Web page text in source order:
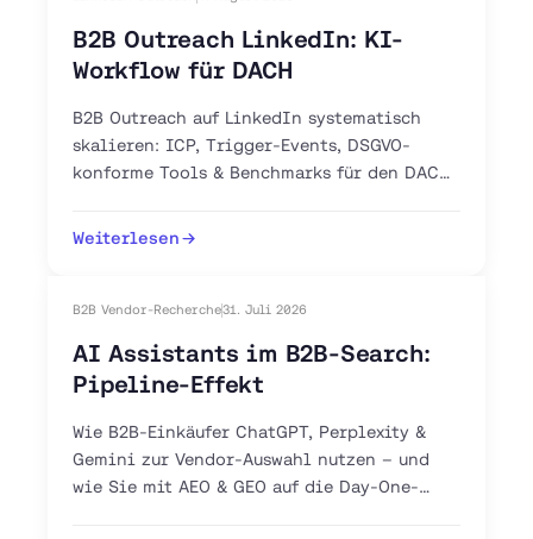
B2B Outreach LinkedIn: KI-
Workflow für DACH
B2B Outreach auf LinkedIn systematisch
skalieren: ICP, Trigger-Events, DSGVO-
konforme Tools & Benchmarks für den DACH-
Weiterlesen
B2B Vendor-Recherche31. Juli 2026
AI Assistants im B2B-Search:
Pipeline-Effekt
Wie B2B-Einkäufer ChatGPT, Perplexity &
Gemini zur Vendor-Auswahl nutzen – und
wie Sie mit AEO & GEO auf die Day-One-